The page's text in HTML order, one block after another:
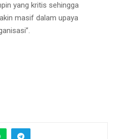
yang kritis sehingga
masif dalam upaya